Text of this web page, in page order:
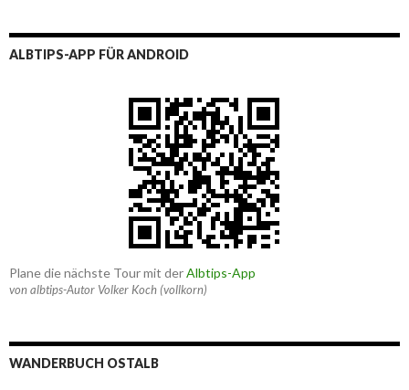
ALBTIPS-APP FÜR ANDROID
Plane die nächste Tour mit derAlbtips-App
von albtips-Autor Volker Koch (vollkorn)
WANDERBUCH OSTALB